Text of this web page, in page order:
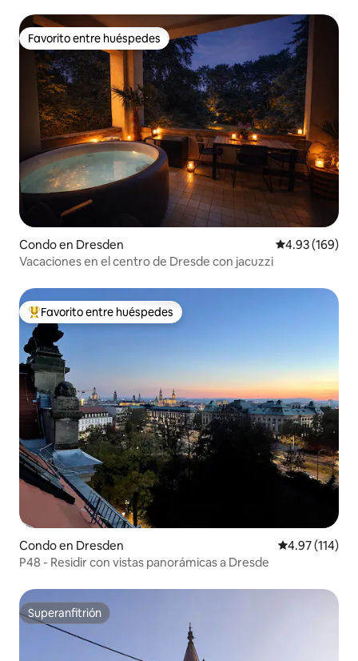
Favorito entre huéspedes
Favorito entre huéspedes
Condo en Dresden Calificación
4.93 (169)
Vacaciones en el centro de Dresde con jacuzzi
Favorito entre huéspedes preferido
Favorito entre huéspedes
Condo en Dresden Calificación
4.97 (114)
P48 - Residir con vistas panorámicas a Dresde
Superanfitrión
Superanfitrión